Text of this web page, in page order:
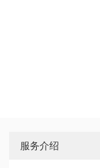
服务介绍